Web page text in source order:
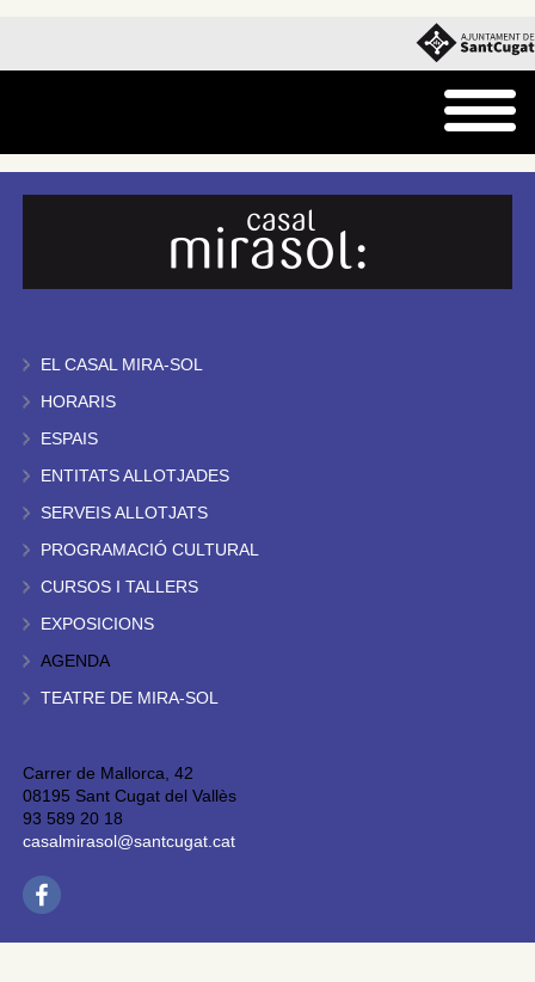
EL CASAL MIRA-SOL
HORARIS
ESPAIS
ENTITATS ALLOTJADES
SERVEIS ALLOTJATS
PROGRAMACIÓ CULTURAL
CURSOS I TALLERS
EXPOSICIONS
AGENDA
TEATRE DE MIRA-SOL
Carrer de Mallorca, 42
08195 Sant Cugat del Vallès
93 589 20 18
casalmirasol@santcugat.cat